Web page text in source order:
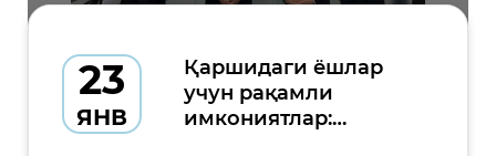
23
ЯНВ
Қаршидаги ёшлар
учун рақамли
имкониятлар: